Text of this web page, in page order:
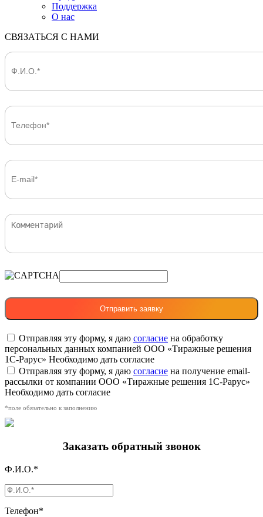
Поддержка
О нас
СВЯЗАТЬСЯ С НАМИ
Отправляя эту форму, я даю согласие на обработку
персональных данных компанией ООО «Тиражные решения
1С-Рарус» Необходимо дать согласие
Отправляя эту форму, я даю согласие на получение email-
рассылки от компании ООО «Тиражные решения 1С-Рарус»
Необходимо дать согласие
*поле обязательно к заполнению
Заказать обратный звонок
Ф.И.О.*
Телефон*